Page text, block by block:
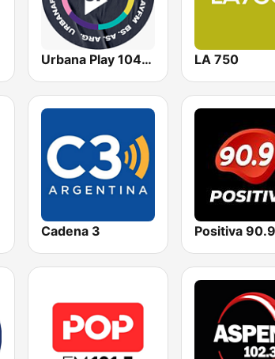
Urbana Play 104.3 FM LA 750
Cadena 3